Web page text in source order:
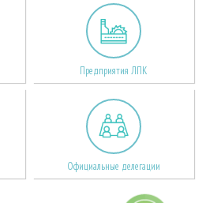
Предприятия ЛПК
Официальные делегации